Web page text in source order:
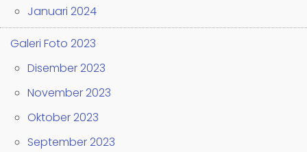
Januari 2024
Galeri Foto 2023
Disember 2023
November 2023
Oktober 2023
September 2023